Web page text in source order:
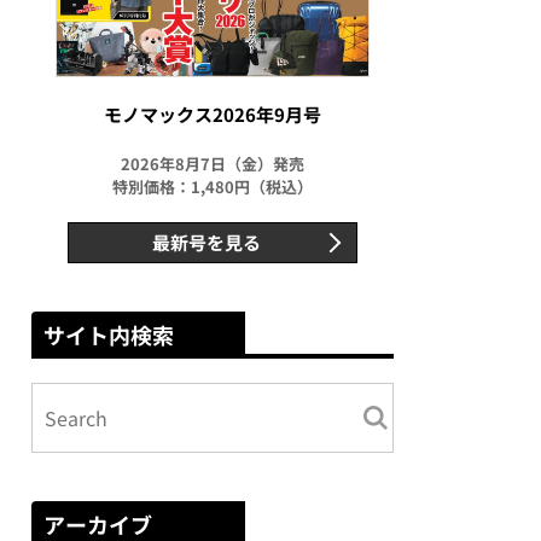
モノマックス2026年9月号
2026年8月7日（金）発売
特別価格：1,480円（税込）
最新号を見る
サイト内検索
アーカイブ